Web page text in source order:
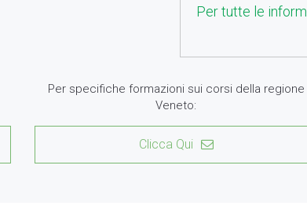
Per tutte le
Per specifiche formazioni sui corsi della regione
Veneto:
Clicca Qui